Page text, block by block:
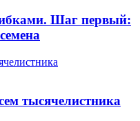
Шаг первый:
тысячелистника